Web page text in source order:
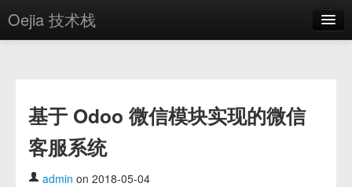
Oejia 技术栈
方案
OE学院
分享
基于 Odoo 微信模块实现的微信
客服系统
admin on 2018-05-04